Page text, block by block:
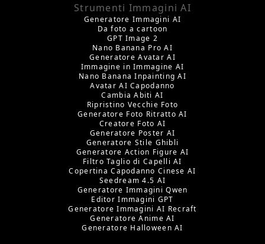
Strumenti Immagini AI
Generatore Immagini AI
Da foto a cartoon
GPT Image 2
Nano Banana Pro AI
Generatore Avatar AI
Immagine in Immagine AI
Nano Banana Inpainting AI
Avatar AI Capodanno
Cambia Abiti AI
Ripristino Vecchie Foto
Generatore Foto Ritratto AI
Creatore Foto AI
Generatore Poster AI
Generatore Stile Ghibli
Generatore Action Figure AI
Filtro Taglio di Capelli AI
Copertina Capodanno Cinese AI
Seedream 4.5 AI
Generatore Immagini Qwen
Editor Immagini GPT
Generatore Immagini AI Recraft
Generatore Anime AI
Generatore Halloween AI